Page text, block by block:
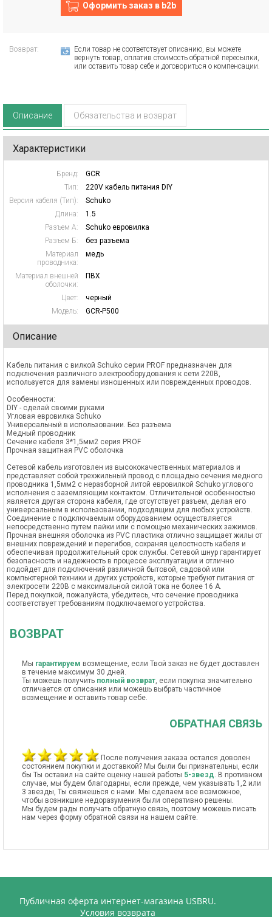
Оформить заказ в b2b
Возврат:
Если товар не соответствует описанию, вы можете
вернуть товар, оплатив стоимость обратной пересылки,
или оставить товар себе и договориться о компенсации.
Описание Обязательства и возврат
Характеристики
Бренд:
GCR
Тип:
220V кабель питания DIY
Версия кабеля (Тип):
Schuko
Длина:
1.5
Разъем А:
Schuko евровилка
Разъем Б:
без разъема
Материал
проводника:
медь
Материал внешней
оболочки:
ПВХ
Цвет:
черный
Модель:
GCR-P500
Описание
Кабель питания с вилкой Schuko серии PROF предназначен для
подключения различного электрооборудования к сети 220В,
используется для замены изношенных или поврежденных проводов.
Особенности:
DIY - сделай своими руками
Угловая евровилка Schuko
Универсальный в использовании. Без разъема
Медный проводник
Сечение кабеля 3*1,5мм2 серия PROF
Прочная защитная PVC оболочка
Сетевой кабель изготовлен из высококачественных материалов и
представляет собой трехжильный провод с площадью сечения медного
проводника 1,5мм2 с неразборной литой евровилкой Schuko углового
исполнения с заземляющим контактом. Отличительной особенностью
является другая сторона кабеля, где отсутствует разъем, делая его
универсальным в использовании, подходящим для любых устройств.
Соединение с подключаемым оборудованием осуществляется
непосредственно путем пайки или с помощью механических зажимов.
Прочная внешняя оболочка из PVC пластика отлично защищает жилы от
внешних повреждений и перегибов, сохраняя целостность кабеля и
обеспечивая продолжительный срок службы. Сетевой шнур гарантирует
безопасность и надежность в процессе эксплуатации и отлично
подойдет для подключений различной бытовой, садовой или
компьютерной техники и других устройств, которые требуют питания от
электросети 220В с максимальной силой тока не более 16 A.
Перед покупкой, пожалуйста, убедитесь, что сечение проводника
соответствует требованиям подключаемого устройства.
ВОЗВРАТ
Мы гарантируем возмещение, если Твой заказ не будет доставлен
в течение максимум 30 дней.
Ты можешь получить полный возврат, если покупка значительно
отличается от описания или можешь выбрать частичное
возмещение и оставить товар себе.
ОБРАТНАЯ СВЯЗЬ
После получения заказа остался доволен
состоянием покупки и доставкой? Мы были бы признательны, если
бы Ты оставил на сайте оценку нашей работы 5-звезд. В противном
случае, мы будем благодарны, если прежде, чем указывать 1,2 или
3 звезды, Ты свяжешься с нами. Мы сделаем все возможное,
чтобы возникшие недоразумения были оперативно решены.
Мы будем рады получать обратную связь, поэтому можешь писать
нам через форму обратной связи на нашем сайте.
Публичная оферта интернет-магазина USBRU.
Условия возврата